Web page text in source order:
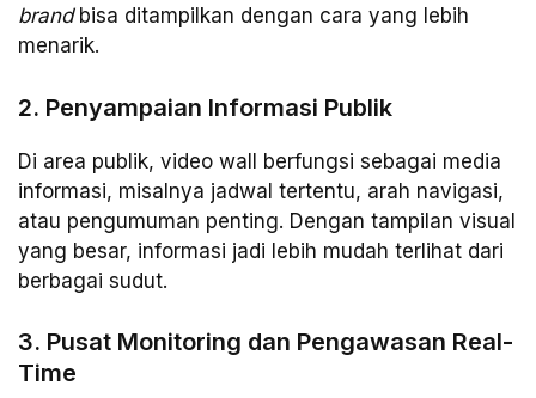
brandbisa ditampilkan dengan cara yang lebih
menarik.
2. Penyampaian Informasi Publik
Di area publik, video wall berfungsi sebagai media
informasi, misalnya jadwal tertentu, arah navigasi,
atau pengumuman penting. Dengan tampilan visual
yang besar, informasi jadi lebih mudah terlihat dari
berbagai sudut.
3. Pusat Monitoring dan Pengawasan Real-
Time